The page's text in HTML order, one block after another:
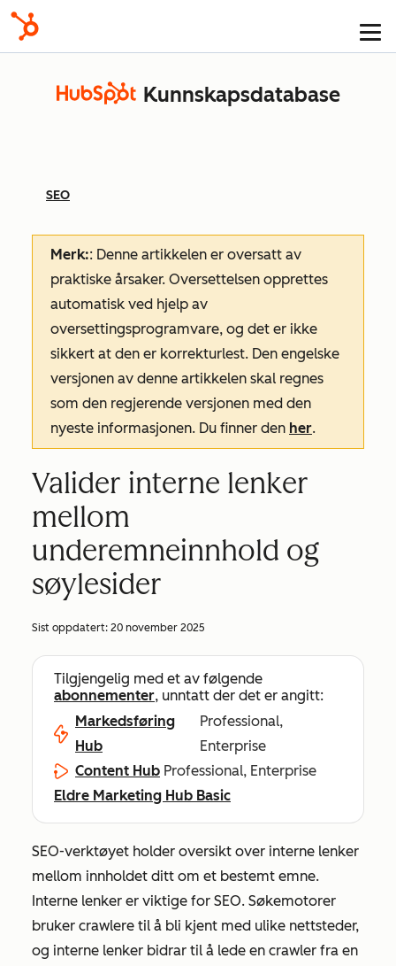
Kunnskapsdatabase
SEO
Merk:: Denne artikkelen er oversatt av
praktiske årsaker. Oversettelsen opprettes
automatisk ved hjelp av
oversettingsprogramvare, og det er ikke
sikkert at den er korrekturlest. Den engelske
versjonen av denne artikkelen skal regnes
som den regjerende versjonen med den
nyeste informasjonen. Du finner den her.
Valider interne lenker
mellom
underemneinnhold og
søylesider
Sist oppdatert: 20 november 2025
Tilgjengelig med et av følgende
abonnementer, unntatt der det er angitt:
Markedsføring
Hub
Professional,
Enterprise
Content Hub Professional, Enterprise
Eldre Marketing Hub Basic
SEO-verktøyet holder oversikt over interne lenker
mellom innholdet ditt om et bestemt emne.
Interne lenker er viktige for SEO. Søkemotorer
bruker crawlere til å bli kjent med ulike nettsteder,
og interne lenker bidrar til å lede en crawler fra en